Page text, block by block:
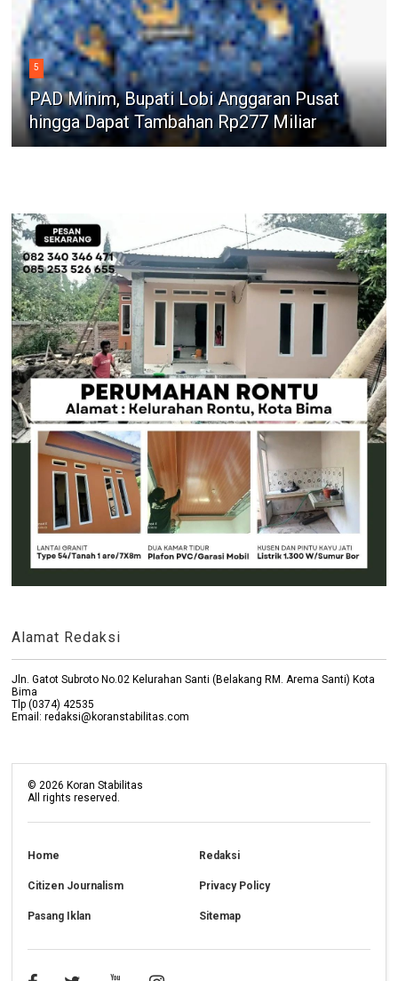
5
PAD Minim, Bupati Lobi Anggaran Pusat
hingga Dapat Tambahan Rp277 Miliar
Alamat Redaksi
Jln. Gatot Subroto No.02 Kelurahan Santi (Belakang RM. Arema Santi) Kota
Bima
Tlp (0374) 42535
Email: redaksi@koranstabilitas.com
©2026 Koran Stabilitas
All rights reserved.
Home Redaksi
Citizen Journalism Privacy Policy
Pasang Iklan Sitemap